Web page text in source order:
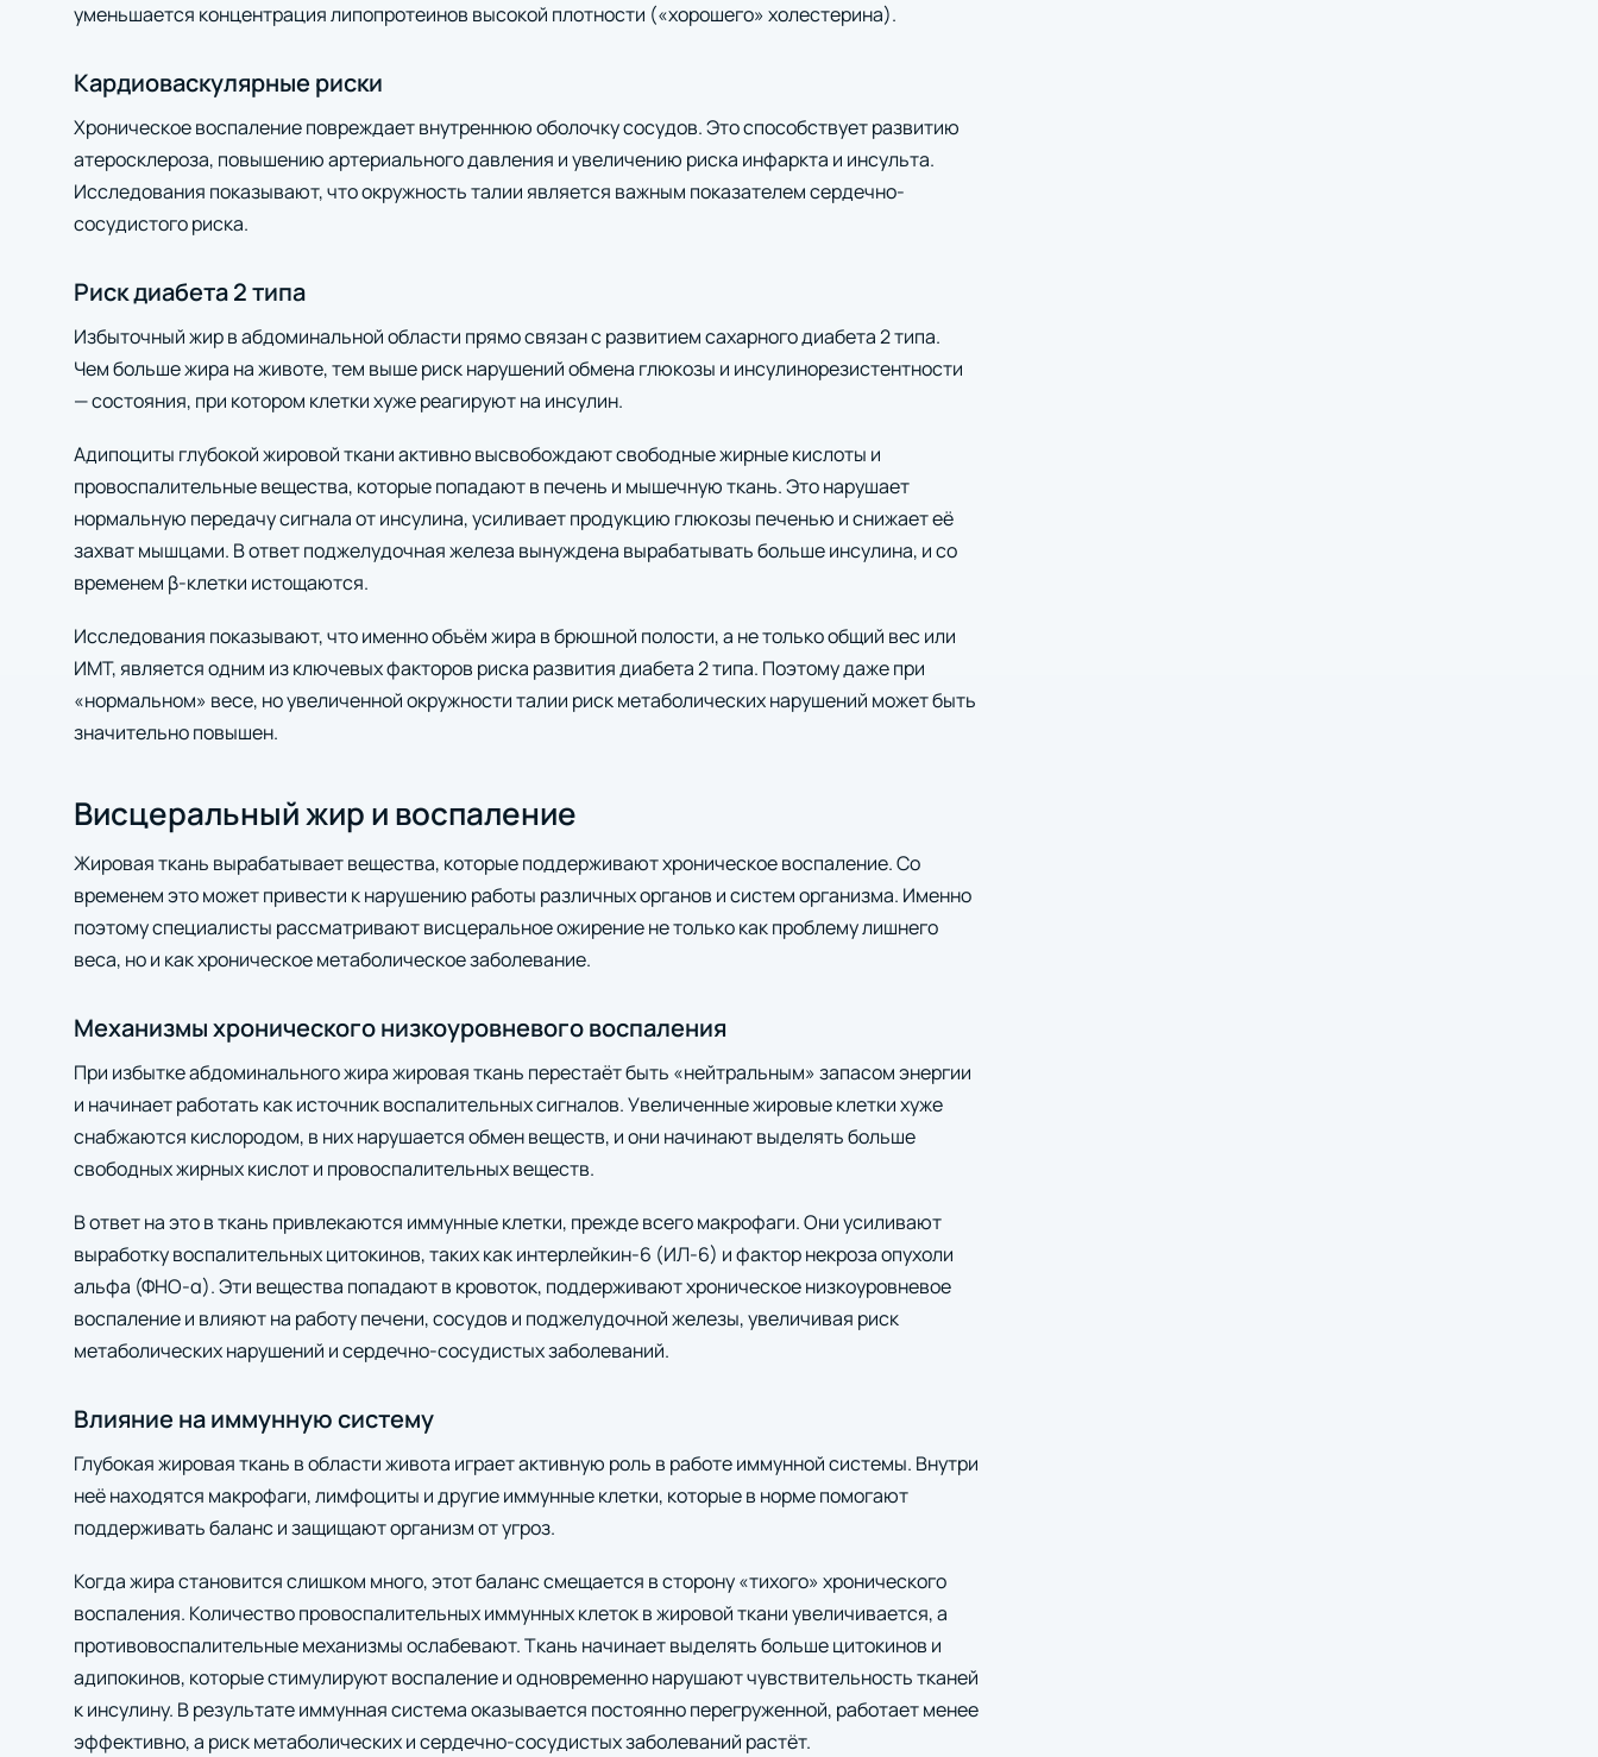
уменьшается концентрация липопротеинов высокой плотности («хорошего» холестерина).
Кардиоваскулярные риски
Хроническое воспаление повреждает внутреннюю оболочку сосудов. Это способствует развитию
атеросклероза, повышению артериального давления и увеличению риска инфаркта и инсульта.
Исследования показывают, что окружность талии является важным показателем сердечно-
сосудистого риска.
Риск диабета 2 типа
Избыточный жир в абдоминальной области прямо связан с развитием сахарного диабета 2 типа.
Чем больше жира на животе, тем выше риск нарушений обмена глюкозы и инсулинорезистентности
— состояния, при котором клетки хуже реагируют на инсулин.
Адипоциты глубокой жировой ткани активно высвобождают свободные жирные кислоты и
провоспалительные вещества, которые попадают в печень и мышечную ткань. Это нарушает
нормальную передачу сигнала от инсулина, усиливает продукцию глюкозы печенью и снижает её
захват мышцами. В ответ поджелудочная железа вынуждена вырабатывать больше инсулина, и со
временем β‑клетки истощаются.
Исследования показывают, что именно объём жира в брюшной полости, а не только общий вес или
ИМТ, является одним из ключевых факторов риска развития диабета 2 типа. Поэтому даже при
«нормальном» весе, но увеличенной окружности талии риск метаболических нарушений может быть
значительно повышен.
Висцеральный жир и воспаление
Жировая ткань вырабатывает вещества, которые поддерживают хроническое воспаление. Со
временем это может привести к нарушению работы различных органов и систем организма. Именно
поэтому специалисты рассматривают висцеральное ожирение не только как проблему лишнего
веса, но и как хроническое метаболическое заболевание.
Механизмы хронического низкоуровневого воспаления
При избытке абдоминального жира жировая ткань перестаёт быть «нейтральным» запасом энергии
и начинает работать как источник воспалительных сигналов. Увеличенные жировые клетки хуже
снабжаются кислородом, в них нарушается обмен веществ, и они начинают выделять больше
свободных жирных кислот и провоспалительных веществ.
В ответ на это в ткань привлекаются иммунные клетки, прежде всего макрофаги. Они усиливают
выработку воспалительных цитокинов, таких как интерлейкин‑6 (ИЛ‑6) и фактор некроза опухоли
альфа (ФНО‑α). Эти вещества попадают в кровоток, поддерживают хроническое низкоуровневое
воспаление и влияют на работу печени, сосудов и поджелудочной железы, увеличивая риск
метаболических нарушений и сердечно‑сосудистых заболеваний.
Влияние на иммунную систему
Глубокая жировая ткань в области живота играет активную роль в работе иммунной системы. Внутри
неё находятся макрофаги, лимфоциты и другие иммунные клетки, которые в норме помогают
поддерживать баланс и защищают организм от угроз.
Когда жира становится слишком много, этот баланс смещается в сторону «тихого» хронического
воспаления. Количество провоспалительных иммунных клеток в жировой ткани увеличивается, а
противовоспалительные механизмы ослабевают. Ткань начинает выделять больше цитокинов и
адипокинов, которые стимулируют воспаление и одновременно нарушают чувствительность тканей
к инсулину. В результате иммунная система оказывается постоянно перегруженной, работает менее
эффективно, а риск метаболических и сердечно‑сосудистых заболеваний растёт.